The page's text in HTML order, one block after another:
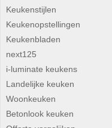
Keukenstijlen
Keukenopstellingen
Keukenbladen
next125
i-luminate keukens
Landelijke keuken
Woonkeuken
Betonlook keuken